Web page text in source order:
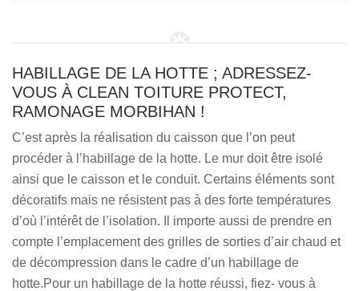
HABILLAGE DE LA HOTTE ; ADRESSEZ-
VOUS À CLEAN TOITURE PROTECT,
RAMONAGE MORBIHAN !
C’est après la réalisation du caisson que l’on peut
procéder à l’habillage de la hotte. Le mur doit être isolé
ainsi que le caisson et le conduit. Certains éléments sont
décoratifs mais ne résistent pas à des forte températures
d’où l’intérêt de l’isolation. Il importe aussi de prendre en
compte l’emplacement des grilles de sorties d’air chaud et
de décompression dans le cadre d’un habillage de
hotte.Pour un habillage de la hotte réussi, fiez- vous à